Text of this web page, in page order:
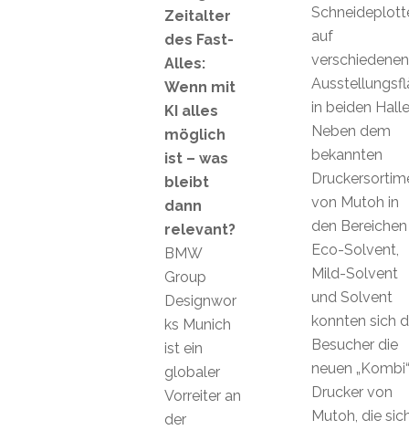
auf
verschiedenen
in beiden
Neben dem
bekannten
von Mutoh in
den Bereichen
Eco-Solvent,
Mild-Solvent
und Solvent
konnten sich
Besucher die
neuen
Drucker von
Mutoh, die
Zeitalter
des Fast-
Alles:
Wenn mit
KI alles
möglich
ist – was
bleibt
dann
relevant?
BMW
Group
Designwor
ks Munich
ist ein
globaler
Vorreiter an
der